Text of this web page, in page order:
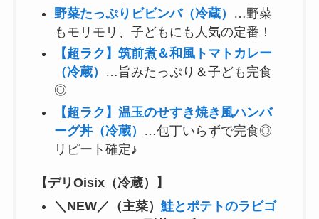
野菜たっぷりビビンバ（冷蔵）
…野菜
もモリモリ、子どもにも人気の定番！
【超ラク】筑前煮＆和風トマトカレー
（冷蔵）
…旨みたっぷり＆子ども完食
◎
【超ラク】温玉のせすき焼き風ハンバ
ーグ丼（冷蔵）
…包丁いらずで完食◎
リピート確定♪
【デリOisix（冷蔵）】
＼NEW／（主菜） 鮭とポテトのラビゴ